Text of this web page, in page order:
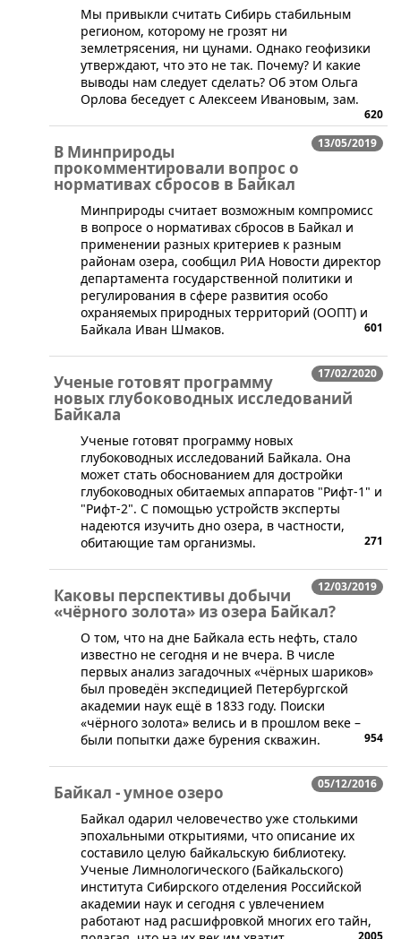
​Мы привыкли считать Сибирь стабильным
регионом, которому не грозят ни
землетрясения, ни цунами. Однако геофизики
утверждают, что это не так. Почему? И какие
выводы нам следует сделать? Об этом Ольга
Орлова беседует с Алексеем Ивановым, зам.
620
13/05/2019
В Минприроды
прокомментировали вопрос о
нормативах сбросов в Байкал
​Минприроды считает возможным компромисс
в вопросе о нормативах сбросов в Байкал и
применении разных критериев к разным
районам озера, сообщил РИА Новости директор
департамента государственной политики и
регулирования в сфере развития особо
охраняемых природных территорий (ООПТ) и
Байкала Иван Шмаков.
601
17/02/2020
Ученые готовят программу
новых глубоководных исследований
Байкала
​Ученые готовят программу новых
глубоководных исследований Байкала. Она
может стать обоснованием для достройки
глубоководных обитаемых аппаратов "Рифт-1" и
"Рифт-2". С помощью устройств эксперты
надеются изучить дно озера, в частности,
обитающие там организмы.
271
12/03/2019
Каковы перспективы добычи
«чёрного золота» из озера Байкал?
О том, что на дне Байкала есть нефть, стало
известно не сегодня и не вчера. В числе
первых анализ загадочных «чёрных шариков»
был проведён экспедицией Петербургской
академии наук ещё в 1833 году. Поиски
«чёрного золота» велись и в прошлом веке –
были попытки даже бурения скважин.
954
05/12/2016
Байкал - умное озеро
​Байкал одарил человечество уже столькими
эпохальными открытиями, что описание их
составило целую байкальскую библиотеку.
Ученые Лимнологического (Байкальского)
института Сибирского отделения Российской
академии наук и сегодня с увлечением
работают над расшифровкой многих его тайн,